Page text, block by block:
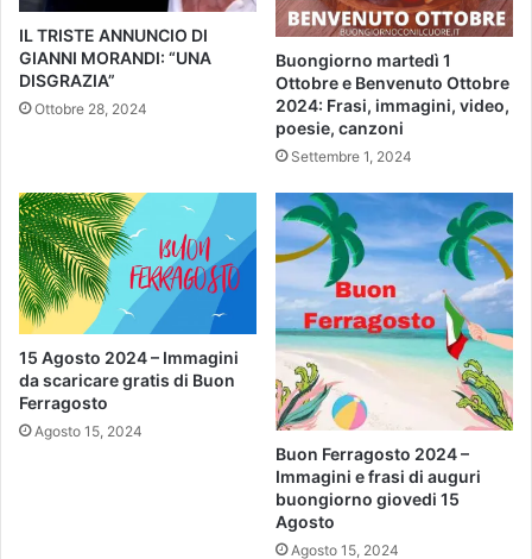
IL TRISTE ANNUNCIO DI
GIANNI MORANDI: “UNA
DISGRAZIA”
Ottobre 28, 2024
Buongiorno martedì 1
Ottobre e Benvenuto Ottobre
2024: Frasi, immagini, video,
poesie, canzoni
Settembre 1, 2024
15 Agosto 2024 – Immagini
da scaricare gratis di Buon
Ferragosto
Agosto 15, 2024
Buon Ferragosto 2024 –
Immagini e frasi di auguri
buongiorno giovedi 15
Agosto
Agosto 15, 2024